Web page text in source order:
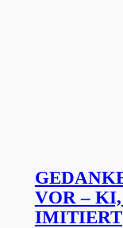
VOR –
IMITIERT